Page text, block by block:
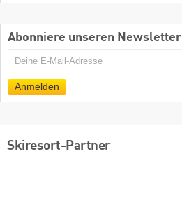
Abonniere unseren Newsletter
E-
Anmelden
Skiresort-Partner